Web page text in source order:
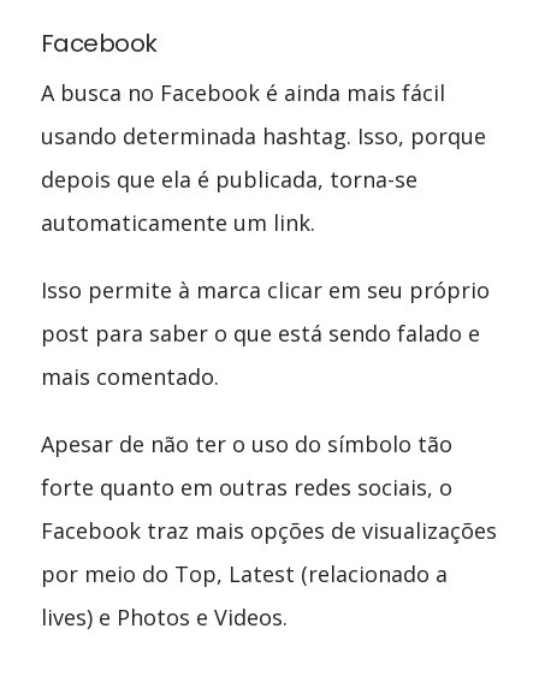
Facebook
A busca no Facebook é ainda mais fácil
usando determinada hashtag. Isso, porque
depois que ela é publicada, torna-se
automaticamente um link.
Isso permite à marca clicar em seu próprio
post para saber o que está sendo falado e
mais comentado.
Apesar de não ter o uso do símbolo tão
forte quanto em outras redes sociais, o
Facebook traz mais opções de visualizações
por meio do Top, Latest (relacionado a
lives) e Photos e Videos.